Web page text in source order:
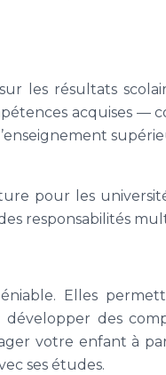
les résultats
acquises —
pour les
responsabilités
Elles
développer des
votre enfant à
ses études.